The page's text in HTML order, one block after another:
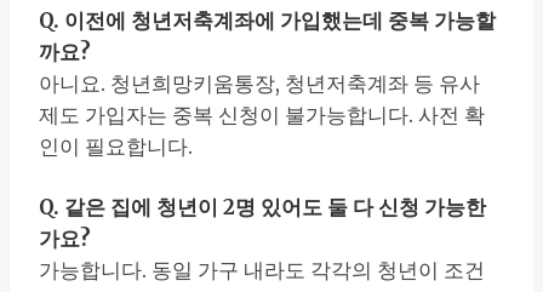
Q. 이전에 청년저축계좌에 가입했는데 중복 가능할
까요?
아니요. 청년희망키움통장, 청년저축계좌 등 유사
제도 가입자는 중복 신청이 불가능합니다. 사전 확
인이 필요합니다.
Q. 같은 집에 청년이 2명 있어도 둘 다 신청 가능한
가요?
가능합니다. 동일 가구 내라도 각각의 청년이 조건